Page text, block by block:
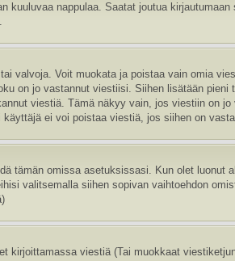
kuuluvaa nappulaa. Saatat joutua
valvoja. Voit muokata ja poistaa vain omia
on jo vastannut viestiisi. Siihen lisätään
viestiä. Tämä näkyy vain, jos viestiin on
ei voi poistaa viestiä, jos siihen on
tämän omissa asetuksissasi. Kun olet luonut
valitsemalla siihen sopivan vaihtoehdon
kirjoittamassa viestiä (Tai muokkaat